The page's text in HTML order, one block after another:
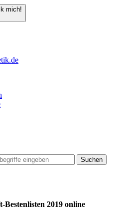
mich!
Suchen
2019 online